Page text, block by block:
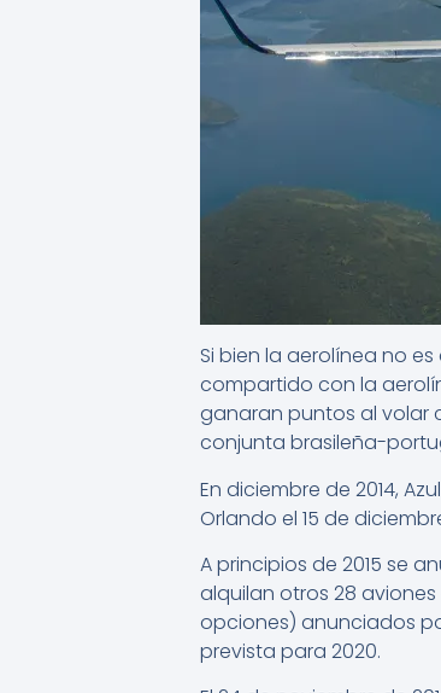
Si bien la aerolínea no
compartido con la
ganaran puntos al volar
conjunta brasileña-
En diciembre de 2014,
Orlando el 15 de
A principios de 2015 se
alquilan otros 28 aviones
opciones) anunciados
prevista para 2020.